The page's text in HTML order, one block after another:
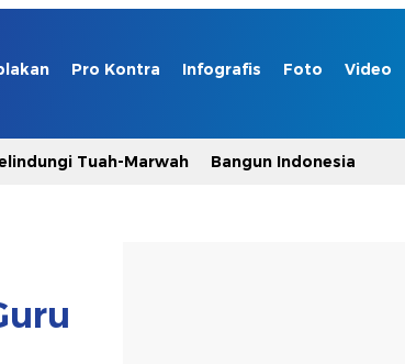
Pro Kontra Infografis Foto Video
Tuah-Marwah Bangun Indonesia